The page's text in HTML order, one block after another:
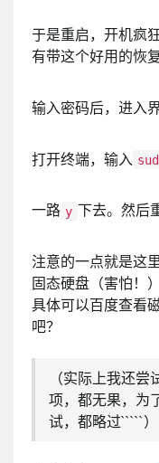
于是重启，开机疯
有带这个好用的恢
输入密码后，进入界
打开终端，输入
一路 y 下去。然后
注意的一点就是这
固态硬盘（害怕！
具体可以百度查看
吧？
（实际上我还
项，都无果，为
试，都略过`````）